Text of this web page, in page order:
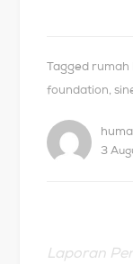
Tagged rumah
foundation ,
3
Laporan